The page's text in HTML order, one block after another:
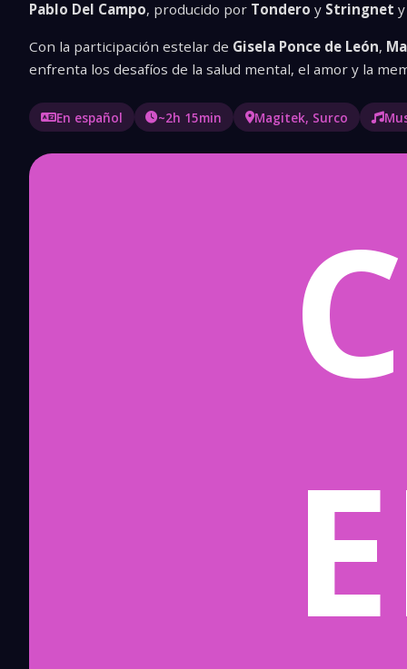
Pablo Del Campo, producido por Tondero y Stringnet
Con la participación estelar de Gisela Ponce de León,
enfrenta los desafíos de la salud mental, el amor y la
En español ~2h 15min Magitek, Surco